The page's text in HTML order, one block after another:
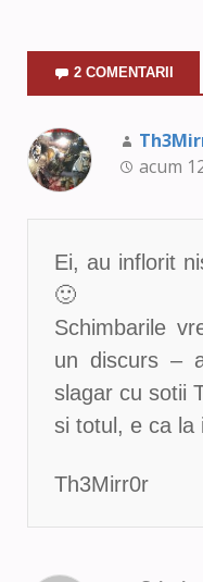
2 COMENTARII
acum
Ei, au inflorit
🙂
Schimbarile
un discurs –
slagar cu sotii
si totul, e ca la
Th3Mirr0r